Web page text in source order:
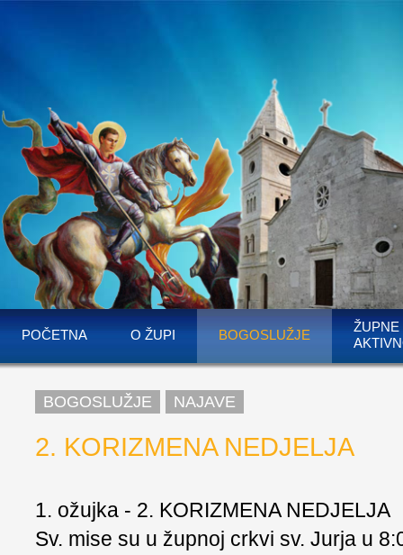
POČETNA O ŽUPI BOGOSLUŽJE
ŽUPNE
BOGOSLUŽJE NAJAVE
2. KORIZMENA NEDJELJA
1. ožujka - 2. KORIZMENA NEDJELJA
Sv. mise su u župnoj crkvi sv. Jurja u